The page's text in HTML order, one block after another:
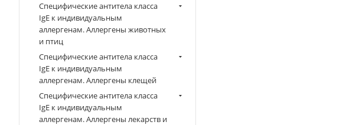
Специфические антитела класса
IgE к индивидуальным
аллергенам. Аллергены животных
и птиц
Специфические антитела класса
IgE к индивидуальным
аллергенам. Аллергены клещей
Специфические антитела класса
IgE к индивидуальным
аллергенам. Аллергены лекарств и